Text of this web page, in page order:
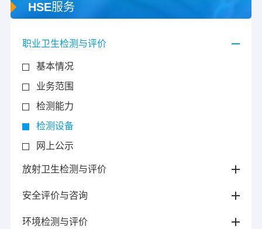
HSE服务
职业卫生检测与评价
基本情况
业务范围
检测能力
检测设备
网上公示
放射卫生检测与评价
安全评价与咨询
环境检测与评价